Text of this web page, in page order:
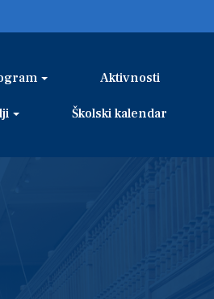
Aktivnosti
Školski kalendar